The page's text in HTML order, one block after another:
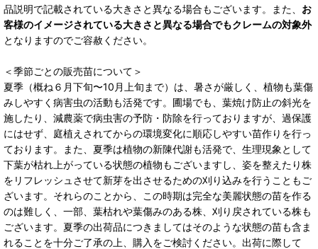
品説明で記載されている大きさと異なる場合もございます。また、 お
客様のイメージされている大きさと異なる場合でもクレームの対象外
となりますのでご容赦ください。
＜季節ごとの販売苗について＞
夏季（概ね６月下旬〜10月上旬まで）は、暑さが厳しく、植物も葉傷
みしやすく病害虫の活動も活発です。圃場でも、葉焼け防止の斜光を
施したり、減農薬で病虫害の予防・防除を行っておりますが、過保護
にはせず、庭植えされてからの環境変化に順応しやすい苗作りを行っ
ております。また、夏季は植物の新陳代謝も活発で、生理現象として
下葉が枯れ上がっている状態の植物もございますし、姿を整えたり株
をリフレッシュさせて新芽を出させるための刈り込みを行うこともご
ざいます。それらのことから、この時期は完全な美麗状態の苗を作る
のは難しく、一部、葉枯れや葉傷みのある株、刈り戻されている株も
ございます。夏季の出荷品につきましてはそのような状態の苗も含ま
れることを十分ご了承の上、購入をご検討ください。出荷に際して